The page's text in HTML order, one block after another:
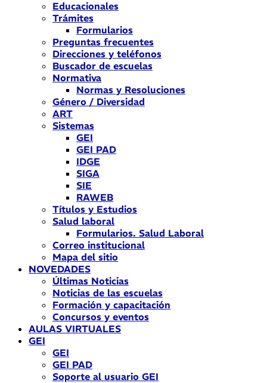
Educacionales
Trámites
Formularios
Preguntas frecuentes
Direcciones y teléfonos
Buscador de escuelas
Normativa
Normas y Resoluciones
Género / Diversidad
ART
Sistemas
GEI
GEI PAD
IDGE
SIGA
SIE
RAWEB
Títulos y Estudios
Salud laboral
Formularios. Salud Laboral
Correo institucional
Mapa del sitio
NOVEDADES
Últimas Noticias
Noticias de las escuelas
Formación y capacitación
Concursos y eventos
AULAS VIRTUALES
GEI
GEI
GEI PAD
Soporte al usuario GEI